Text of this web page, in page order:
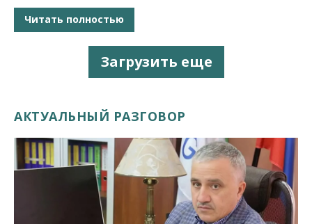
Читать полностью
Загрузить еще
АКТУАЛЬНЫЙ РАЗГОВОР